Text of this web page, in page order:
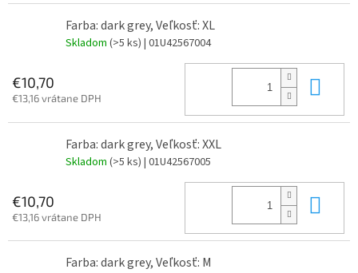
Farba: dark grey, Veľkosť: XL
Skladom (>5 ks) | 01U42567004
€10,70
€13,16 vrátane DPH
Farba: dark grey, Veľkosť: XXL
Skladom (>5 ks) | 01U42567005
€10,70
€13,16 vrátane DPH
Farba: dark grey, Veľkosť: M